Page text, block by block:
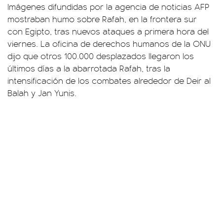
Imágenes difundidas por la agencia de noticias AFP
mostraban humo sobre Rafah, en la frontera sur
con Egipto, tras nuevos ataques a primera hora del
viernes. La oficina de derechos humanos de la ONU
dijo que otros 100.000 desplazados llegaron los
últimos días a la abarrotada Rafah, tras la
intensificación de los combates alrededor de Deir al
Balah y Jan Yunis.